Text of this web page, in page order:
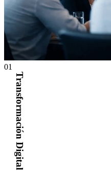
01
Transformación Digital